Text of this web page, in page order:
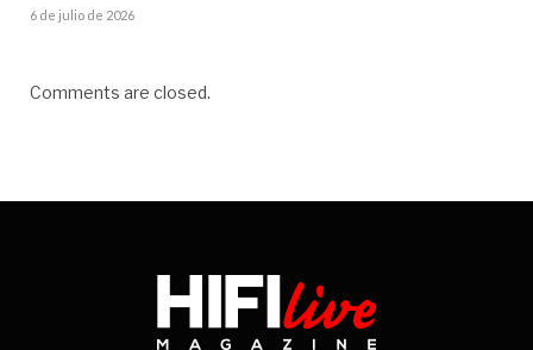
6 de julio de 2026
Comments are closed.